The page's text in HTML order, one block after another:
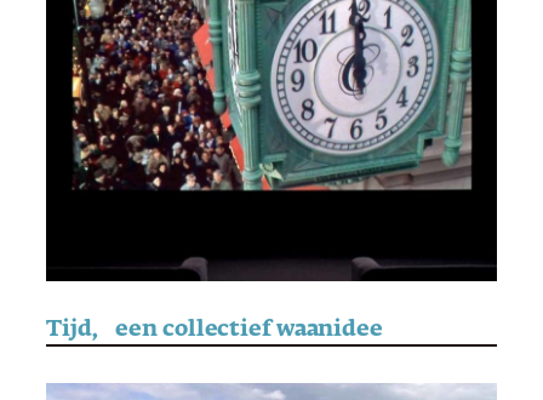
Tijd, een collectief waanidee